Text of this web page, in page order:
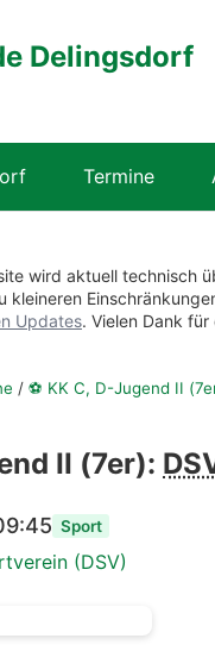
Delingsdorf
Termine
wird aktuell technisch
kleineren
Updates. Vielen Dank
/ ⚽ KK C, D-Jugend II
II (7er):
Sport
(DSV)